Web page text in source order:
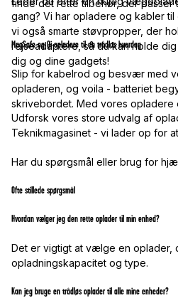
finde det rette tilbehør, der passer
gang? Vi har opladere og kabler
vi også smarte støvpropper, der
rejseadaptere, så du kan holde
dig og dine gadgets!
MagSafe og Qi-opladere til en trådløs hverdag
Slip for kabelrod og besvær med
opladeren, og voila - batteriet
skrivebordet. Med vores opladere
Udforsk vores store udvalg af
Teknikmagasinet - vi lader op for
Har du spørgsmål eller brug for
Ofte stillede spørgsmål
Hvordan vælger jeg den rette oplader til min enhed?
Det er vigtigt at vælge en oplader,
opladningskapacitet og type.
Kan jeg bruge en trådløs oplader til alle mine enheder?